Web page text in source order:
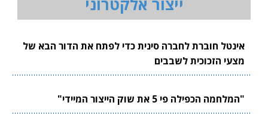
אינטל חוברת לחברה סינית כדי לפתח את הדור הבא של
מצעי הזכוכית לשבבים
"המלחמה הכפילה פי 5 את שוק הייצור המיידי"